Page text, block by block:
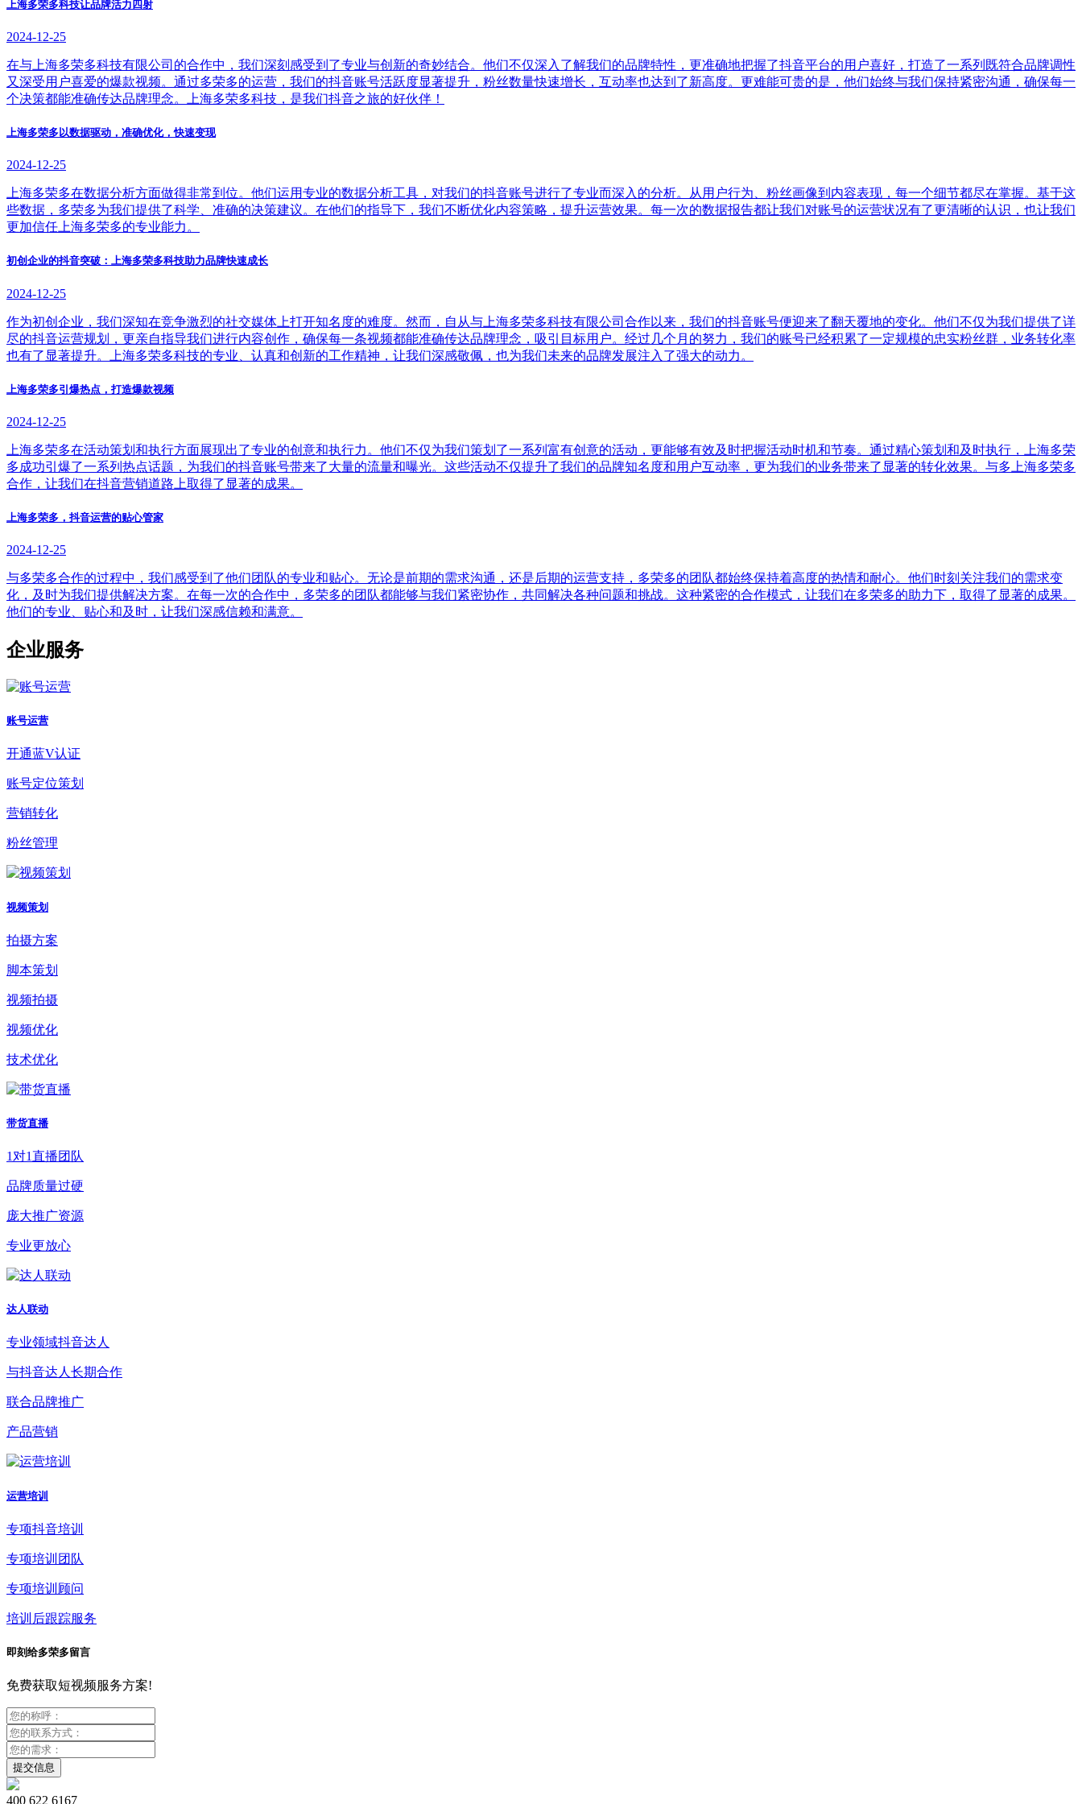
上海多荣多科技让品牌活力四射
2024-12-25
在与上海多荣多科技有限公司的合作中，我们深刻感受到了专业与创新的奇妙结合。他们不仅深入了解我们的品牌特性，更准确地把握了抖音平台的用户喜好，打造了一系列既符合品牌调性
又深受用户喜爱的爆款视频。通过多荣多的运营，我们的抖音账号活跃度显著提升，粉丝数量快速增长，互动率也达到了新高度。更难能可贵的是，他们始终与我们保持紧密沟通，确保每一
个决策都能准确传达品牌理念。上海多荣多科技，是我们抖音之旅的好伙伴！
上海多荣多以数据驱动，准确优化，快速变现
2024-12-25
上海多荣多在数据分析方面做得非常到位。他们运用专业的数据分析工具，对我们的抖音账号进行了专业而深入的分析。从用户行为、粉丝画像到内容表现，每一个细节都尽在掌握。基于这
些数据，多荣多为我们提供了科学、准确的决策建议。在他们的指导下，我们不断优化内容策略，提升运营效果。每一次的数据报告都让我们对账号的运营状况有了更清晰的认识，也让我们
更加信任上海多荣多的专业能力。
初创企业的抖音突破：上海多荣多科技助力品牌快速成长
2024-12-25
作为初创企业，我们深知在竞争激烈的社交媒体上打开知名度的难度。然而，自从与上海多荣多科技有限公司合作以来，我们的抖音账号便迎来了翻天覆地的变化。他们不仅为我们提供了详
尽的抖音运营规划，更亲自指导我们进行内容创作，确保每一条视频都能准确传达品牌理念，吸引目标用户。经过几个月的努力，我们的账号已经积累了一定规模的忠实粉丝群，业务转化率
也有了显著提升。上海多荣多科技的专业、认真和创新的工作精神，让我们深感敬佩，也为我们未来的品牌发展注入了强大的动力。
上海多荣多引爆热点，打造爆款视频
2024-12-25
上海多荣多在活动策划和执行方面展现出了专业的创意和执行力。他们不仅为我们策划了一系列富有创意的活动，更能够有效及时把握活动时机和节奏。通过精心策划和及时执行，上海多荣
多成功引爆了一系列热点话题，为我们的抖音账号带来了大量的流量和曝光。这些活动不仅提升了我们的品牌知名度和用户互动率，更为我们的业务带来了显著的转化效果。与多上海多荣多
合作，让我们在抖音营销道路上取得了显著的成果。
上海多荣多，抖音运营的贴心管家
2024-12-25
与多荣多合作的过程中，我们感受到了他们团队的专业和贴心。无论是前期的需求沟通，还是后期的运营支持，多荣多的团队都始终保持着高度的热情和耐心。他们时刻关注我们的需求变
化，及时为我们提供解决方案。在每一次的合作中，多荣多的团队都能够与我们紧密协作，共同解决各种问题和挑战。这种紧密的合作模式，让我们在多荣多的助力下，取得了显著的成果。
他们的专业、贴心和及时，让我们深感信赖和满意。
企业服务
账号运营
开通蓝V认证
账号定位策划
营销转化
粉丝管理
视频策划
拍摄方案
脚本策划
视频拍摄
视频优化
技术优化
带货直播
1对1直播团队
品牌质量过硬
庞大推广资源
专业更放心
达人联动
专业领域抖音达人
与抖音达人长期合作
联合品牌推广
产品营销
运营培训
专项抖音培训
专项培训团队
专项培训顾问
培训后跟踪服务
即刻给多荣多留言
免费获取短视频服务方案!
400 622 6167